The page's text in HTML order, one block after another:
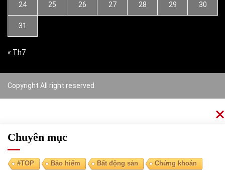
24 25 26 27 28 29 30
31
« Th7
Copyright All right reserved
Chuyên mục
#TOP Bảo hiểm Bất động sản Chứng khoán